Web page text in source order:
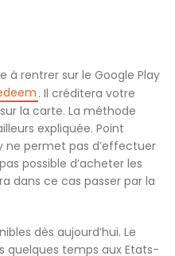
à rentrer sur le Google Play
. Il créditera votre
la carte. La méthode
expliquée. Point
ne permet pas d’effectuer
possible d’acheter les
dans ce cas passer par la
dès aujourd’hui. Le
quelques temps aux Etats-